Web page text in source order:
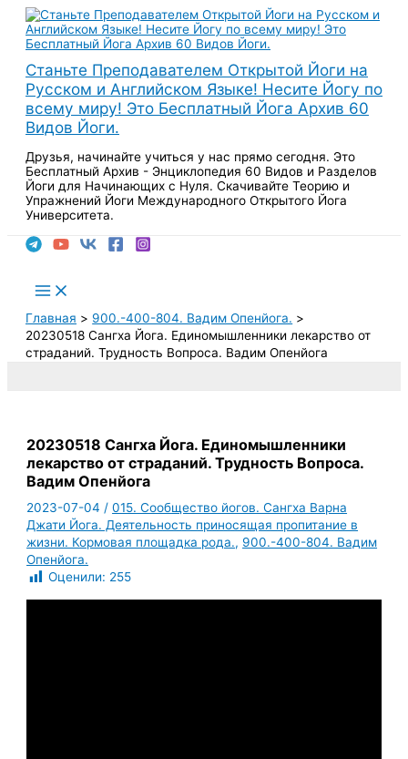
Перейти
содержимому
Станьте Преподавателем Открытой Йоги на
Русском и Английском Языке! Несите Йогу по
всему миру! Это Бесплатный Йога Архив 60
Видов Йоги.
Друзья, начинайте учиться у нас прямо сегодня. Это
Бесплатный Архив - Энциклопедия 60 Видов и Разделов
Йоги для Начинающих с Нуля. Скачивайте Теорию и
Упражнений Йоги Международного Открытого Йога
Университета.
Main
Menu
Главная
900.-400-804. Вадим Опенйога.
20230518 Сангха Йога. Единомышленники лекарство от
страданий. Трудность Вопроса. Вадим Опенйога
20230518 Сангха Йога. Единомышленники
лекарство от страданий. Трудность Вопроса.
Вадим Опенйога
2023-07-04/015. Сообщество йогов. Сангха Варна
Джати Йога. Деятельность приносящая пропитание в
жизни. Кормовая площадка рода., 900.-400-804. Вадим
Опенйога.
Оценили: 255